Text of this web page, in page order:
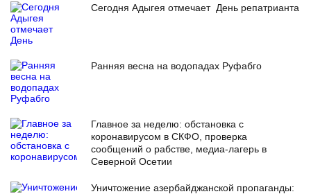
Сегодня Адыгея отмечает День репатрианта
Ранняя весна на водопадах Руфабго
Главное за неделю: обстановка с
коронавирусом в СКФО, проверка
сообщений о рабстве, медиа-лагерь в
Северной Осетии
Уничтожение азербайджанской пропаганды: